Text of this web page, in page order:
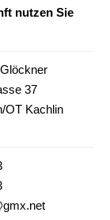
nutzen Sie
37
OT Kachlin